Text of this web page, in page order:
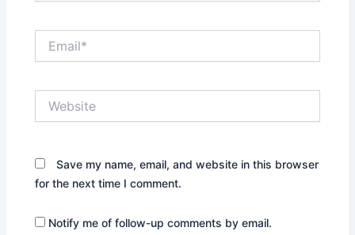
Save my name, email, and website in this browser
for the next time I comment.
Notify me of follow-up comments by email.